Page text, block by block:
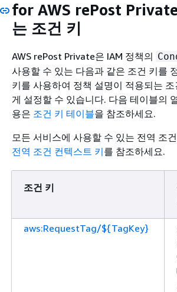
for AWS rePost
는 조건 키
AWS rePost Private은 IAM 정책의
사용할 수 있는 다음과 같은 조건 키를
키를 사용하여 정책 설명이 적용되는
게 설정할 수 있습니다. 다음 테이블의
용은 조건 키 테이블을 참조하세요.
모든 서비스에 사용할 수 있는 전역 조
전역 조건 컨텍스트 키를 참조하세요.
조건 키
aws:RequestTag/${TagKey}